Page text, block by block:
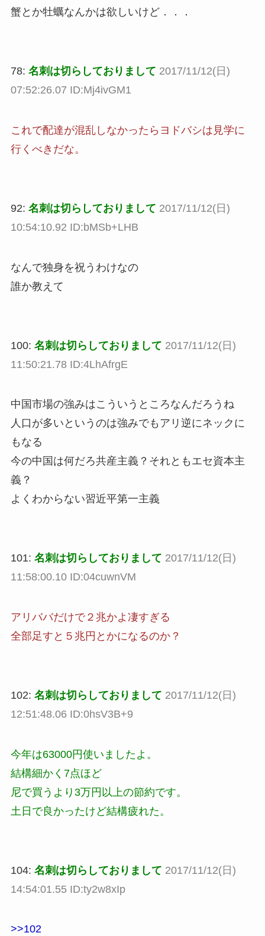
蟹とか牡蠣なんかは欲しいけど．．．
78: 名刺は切らしておりまして 2017/11/12(日)
07:52:26.07 ID:Mj4ivGM1
これで配達が混乱しなかったらヨドバシは見学に
行くべきだな。
92: 名刺は切らしておりまして 2017/11/12(日)
10:54:10.92 ID:bMSb+LHB
なんで独身を祝うわけなの
誰か教えて
100: 名刺は切らしておりまして 2017/11/12(日)
11:50:21.78 ID:4LhAfrgE
中国市場の強みはこういうところなんだろうね
人口が多いというのは強みでもアリ逆にネックに
もなる
今の中国は何だろ共産主義？それともエセ資本主
義？
よくわからない習近平第一主義
101: 名刺は切らしておりまして 2017/11/12(日)
11:58:00.10 ID:04cuwnVM
アリババだけで２兆かよ凄すぎる
全部足すと５兆円とかになるのか？
102: 名刺は切らしておりまして 2017/11/12(日)
12:51:48.06 ID:0hsV3B+9
今年は63000円使いましたよ。
結構細かく7点ほど
尼で買うより3万円以上の節約です。
土日で良かったけど結構疲れた。
104: 名刺は切らしておりまして 2017/11/12(日)
14:54:01.55 ID:ty2w8xIp
>>102